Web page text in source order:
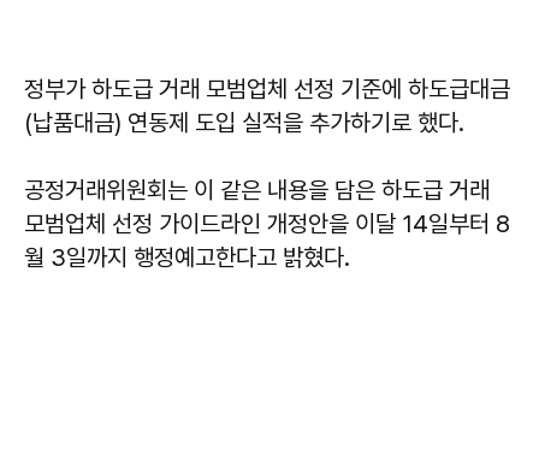
정부가 하도급 거래 모범업체 선정 기준에 하도급대금
(납품대금) 연동제 도입 실적을 추가하기로 했다.
공정거래위원회는 이 같은 내용을 담은 하도급 거래
모범업체 선정 가이드라인 개정안을 이달 14일부터 8
월 3일까지 행정예고한다고 밝혔다.